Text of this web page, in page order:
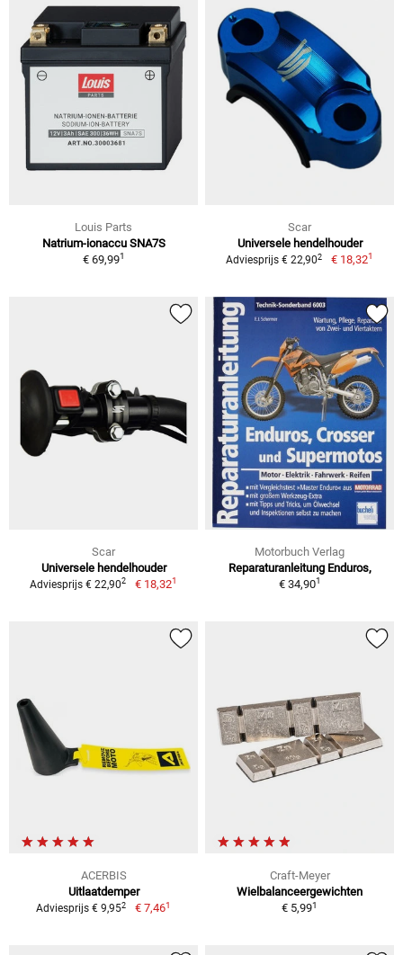
Louis Parts
Natrium-ionaccu SNA7S
€ 69,991
Scar
Universele hendelhouder
Adviesprijs € 22,902 € 18,321
Scar
Universele hendelhouder
Adviesprijs € 22,902 € 18,321
Motorbuch Verlag
Reparaturanleitung Enduros,
€ 34,901
ACERBIS
Uitlaatdemper
Adviesprijs € 9,952 € 7,461
Craft-Meyer
Wielbalanceergewichten
€ 5,991